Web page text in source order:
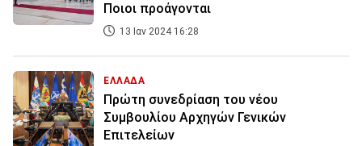
Ποιοι προάγονται
13 Ιαν 2024 16:28
ΕΛΛΑΔΑ
Πρώτη συνεδρίαση του νέου
Συμβουλίου Αρχηγών Γενικών
Επιτελείων